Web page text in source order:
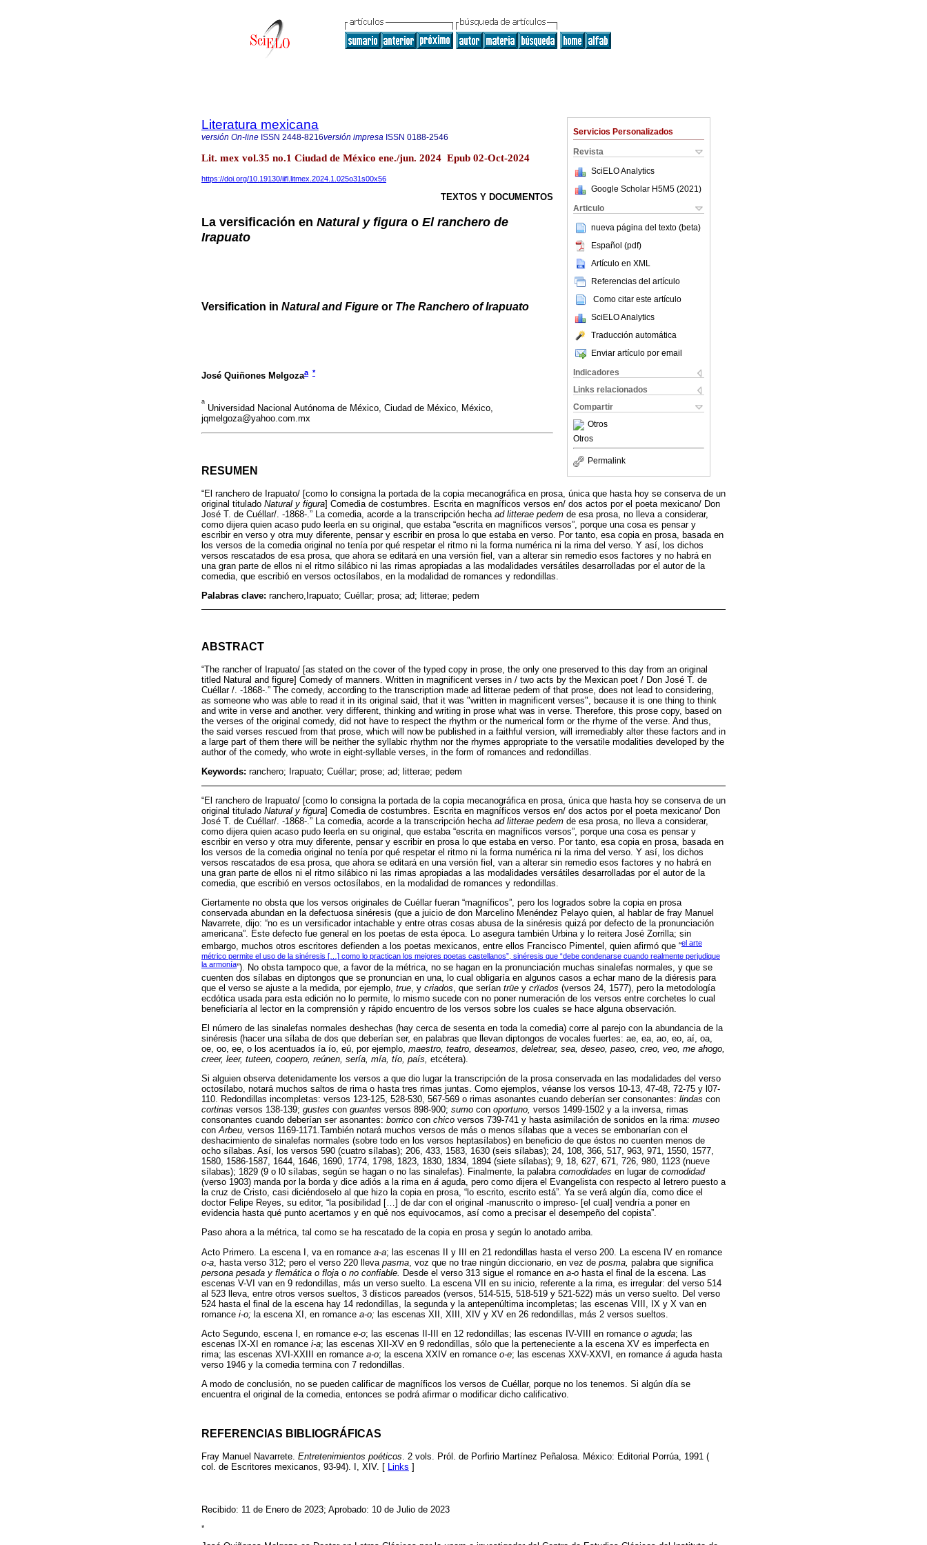
Servicios Personalizados
Revista
SciELO Analytics
Google Scholar H5M5 (2021 )
Articulo
nueva página del texto (beta)
Español (pdf)
Artículo en XML
Referencias del artículo
Como citar este artículo
SciELO Analytics
Traducción automática
Enviar artículo por email
Indicadores
Links relacionados
Compartir
Otros
Otros
Permalink
Literatura mexicana
versión On-line ISSN 2448-8216versión impresa ISSN 0188-2546
Lit. mex vol.35 no.1 Ciudad de México ene./jun. 2024 Epub 02-Oct-2024
https://doi.org/10.19130/iifl.litmex.2024.1.025o31s00x56
TEXTOS Y DOCUMENTOS
La versificación en Natural y figura o El ranchero de
Irapuato
Versification in Natural and Figure or The Ranchero of Irapuato
José Quiñones Melgozaa *
a
Universidad Nacional Autónoma de México, Ciudad de México, México,
jqmelgoza@yahoo.com.mx
RESUMEN
“El ranchero de Irapuato/ [como lo consigna la portada de la copia mecanográfica en prosa, única que hasta hoy se conserva de un
original titulado Natural y figura] Comedia de costumbres. Escrita en magníficos versos en/ dos actos por el poeta mexicano/ Don
José T. de Cuéllar/. -1868-.” La comedia, acorde a la transcripción hecha ad litterae pedem de esa prosa, no lleva a considerar,
como dijera quien acaso pudo leerla en su original, que estaba “escrita en magníficos versos”, porque una cosa es pensar y
escribir en verso y otra muy diferente, pensar y escribir en prosa lo que estaba en verso. Por tanto, esa copia en prosa, basada en
los versos de la comedia original no tenía por qué respetar el ritmo ni la forma numérica ni la rima del verso. Y así, los dichos
versos rescatados de esa prosa, que ahora se editará en una versión fiel, van a alterar sin remedio esos factores y no habrá en
una gran parte de ellos ni el ritmo silábico ni las rimas apropiadas a las modalidades versátiles desarrolladas por el autor de la
comedia, que escribió en versos octosílabos, en la modalidad de romances y redondillas.
Palabras clave: ranchero,Irapuato; Cuéllar; prosa; ad; litterae; pedem
ABSTRACT
“The rancher of Irapuato/ [as stated on the cover of the typed copy in prose, the only one preserved to this day from an original
titled Natural and figure] Comedy of manners. Written in magnificent verses in / two acts by the Mexican poet / Don José T. de
Cuéllar /. -1868-.” The comedy, according to the transcription made ad litterae pedem of that prose, does not lead to considering,
as someone who was able to read it in its original said, that it was "written in magnificent verses", because it is one thing to think
and write in verse and another. very different, thinking and writing in prose what was in verse. Therefore, this prose copy, based on
the verses of the original comedy, did not have to respect the rhythm or the numerical form or the rhyme of the verse. And thus,
the said verses rescued from that prose, which will now be published in a faithful version, will irremediably alter these factors and in
a large part of them there will be neither the syllabic rhythm nor the rhymes appropriate to the versatile modalities developed by the
author of the comedy, who wrote in eight-syllable verses, in the form of romances and redondillas.
Keywords: ranchero; Irapuato; Cuéllar; prose; ad; litterae; pedem
“El ranchero de Irapuato/ [como lo consigna la portada de la copia mecanográfica en prosa, única que hasta hoy se conserva de un
original titulado Natural y figura] Comedia de costumbres. Escrita en magníficos versos en/ dos actos por el poeta mexicano/ Don
José T. de Cuéllar/. -1868-.” La comedia, acorde a la transcripción hecha ad litterae pedem de esa prosa, no lleva a considerar,
como dijera quien acaso pudo leerla en su original, que estaba “escrita en magníficos versos”, porque una cosa es pensar y
escribir en verso y otra muy diferente, pensar y escribir en prosa lo que estaba en verso. Por tanto, esa copia en prosa, basada en
los versos de la comedia original no tenía por qué respetar el ritmo ni la forma numérica ni la rima del verso. Y así, los dichos
versos rescatados de esa prosa, que ahora se editará en una versión fiel, van a alterar sin remedio esos factores y no habrá en
una gran parte de ellos ni el ritmo silábico ni las rimas apropiadas a las modalidades versátiles desarrolladas por el autor de la
comedia, que escribió en versos octosílabos, en la modalidad de romances y redondillas.
Ciertamente no obsta que los versos originales de Cuéllar fueran “magníficos”, pero los logrados sobre la copia en prosa
conservada abundan en la defectuosa sinéresis (que a juicio de don Marcelino Menéndez Pelayo quien, al hablar de fray Manuel
Navarrete, dijo: “no es un versificador intachable y entre otras cosas abusa de la sinéresis quizá por defecto de la pronunciación
americana”. Este defecto fue general en los poetas de esta época. Lo asegura también Urbina y lo reitera José Zorrilla; sin
embargo, muchos otros escritores defienden a los poetas mexicanos, entre ellos Francisco Pimentel, quien afirmó que “el arte
métrico permite el uso de la sinéresis […] como lo practican los mejores poetas castellanos”, sinéresis que “debe condenarse cuando realmente perjudique
la armonía”). No obsta tampoco que, a favor de la métrica, no se hagan en la pronunciación muchas sinalefas normales, y que se
cuenten dos sílabas en diptongos que se pronuncian en una, lo cual obligaría en algunos casos a echar mano de la diéresis para
que el verso se ajuste a la medida, por ejemplo, true , y criados , que serían trüe y crïados (versos 24, 1577), pero la metodología
ecdótica usada para esta edición no lo permite, lo mismo sucede con no poner numeración de los versos entre corchetes lo cual
beneficiaría al lector en la comprensión y rápido encuentro de los versos sobre los cuales se hace alguna observación.
El número de las sinalefas normales deshechas (hay cerca de sesenta en toda la comedia) corre al parejo con la abundancia de la
sinéresis (hacer una sílaba de dos que deberían ser, en palabras que llevan diptongos de vocales fuertes: ae, ea, ao, eo, aí, oa,
oe, oo, ee, o los acentuados ía ío, eú, por ejemplo, maestro, teatro, deseamos, deletrear, sea, deseo, paseo, creo, veo, me ahogo,
creer, leer, tuteen, coopero, reúnen, sería, mía, tío, país, etcétera).
Si alguien observa detenidamente los versos a que dio lugar la transcripción de la prosa conservada en las modalidades del verso
octosílabo, notará muchos saltos de rima o hasta tres rimas juntas. Como ejemplos, véanse los versos 10-13, 47-48, 72-75 y l07-
110. Redondillas incompletas: versos 123-125, 528-530, 567-569 o rimas asonantes cuando deberían ser consonantes: lindas con
cortinas versos 138-139; gustes con guantes versos 898-900; sumo con oportuno, versos 1499-1502 y a la inversa, rimas
consonantes cuando deberían ser asonantes: borrico con chico versos 739-741 y hasta asimilación de sonidos en la rima: museo
conArbeu, versos 1169-1171.También notará muchos versos de más o menos sílabas que a veces se embonarían con el
deshacimiento de sinalefas normales (sobre todo en los versos heptasílabos) en beneficio de que éstos no cuenten menos de
ocho sílabas. Así, los versos 590 (cuatro sílabas); 206, 433, 1583, 1630 (seis sílabas); 24, 108, 366, 517, 963, 971, 1550, 1577,
1580, 1586-1587, 1644, 1646, 1690, 1774, 1798, 1823, 1830, 1834, 1894 (siete sílabas); 9, 18, 627, 671, 726, 980, 1123 (nueve
sílabas); 1829 (9 o l0 sílabas, según se hagan o no las sinalefas). Finalmente, la palabra comodidades en lugar de comodidad
(verso 1903) manda por la borda y dice adiós a la rima en á aguda, pero como dijera el Evangelista con respecto al letrero puesto a
la cruz de Cristo, casi diciéndoselo al que hizo la copia en prosa, “lo escrito, escrito está”. Ya se verá algún día, como dice el
doctor Felipe Reyes, su editor, “la posibilidad […] de dar con el original -manuscrito o impreso- [el cual] vendría a poner en
evidencia hasta qué punto acertamos y en qué nos equivocamos, así como a precisar el desempeño del copista”.
Paso ahora a la métrica, tal como se ha rescatado de la copia en prosa y según lo anotado arriba.
Acto Primero. La escena I, va en romance a-a; las escenas II y III en 21 redondillas hasta el verso 200. La escena IV en romance
o-a , hasta verso 312; pero el verso 220 lleva pasma , voz que no trae ningún diccionario, en vez de posma, palabra que significa
persona pesada y flemática o floja o no confiable. Desde el verso 313 sigue el romance en a-o hasta el final de la escena. Las
escenas V-VI van en 9 redondillas, más un verso suelto. La escena VII en su inicio, referente a la rima, es irregular: del verso 514
al 523 lleva, entre otros versos sueltos, 3 dísticos pareados (versos, 514-515, 518-519 y 521-522) más un verso suelto. Del verso
524 hasta el final de la escena hay 14 redondillas, la segunda y la antepenúltima incompletas; las escenas VIII, IX y X van en
romance i-o; la escena XI, en romance a-o; las escenas XII, XIII, XIV y XV en 26 redondillas, más 2 versos sueltos.
Acto Segundo, escena I, en romance e-o; las escenas II-III en 12 redondillas; las escenas IV-VIII en romance o aguda; las
escenas IX-XI en romance i-a; las escenas XII-XV en 9 redondillas, sólo que la perteneciente a la escena XV es imperfecta en
rima; las escenas XVI-XXIII en romance a-o; la escena XXIV en romance o-e; las escenas XXV-XXVI, en romance á aguda hasta
verso 1946 y la comedia termina con 7 redondillas.
A modo de conclusión, no se pueden calificar de magníficos los versos de Cuéllar, porque no los tenemos. Si algún día se
encuentra el original de la comedia, entonces se podrá afirmar o modificar dicho calificativo.
REFERENCIAS BIBLIOGRÁFICAS
Fray Manuel Navarrete. Entretenimientos poéticos. 2 vols. Pról. de Porfirio Martínez Peñalosa. México: Editorial Porrúa, 1991 (
col. de Escritores mexicanos, 93-94). I, XIV. [ Links ]
Recibido: 11 de Enero de 2023; Aprobado: 10 de Julio de 2023
*